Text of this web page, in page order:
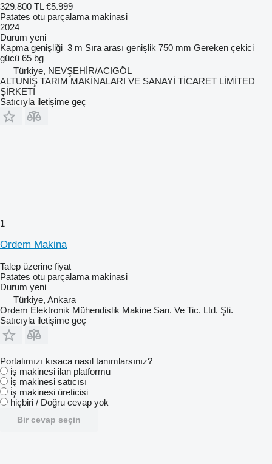
329.800 TL €5.999
Patates otu parçalama makinasi
2024
Durum yeni
Kapma genişliği 3 m Sıra arası genişlik 750 mm Gereken çekici
gücü 65 bg
Türkiye, NEVŞEHİR/ACIGÖL
ALTUNİŞ TARIM MAKİNALARI VE SANAYİ TİCARET LİMİTED
ŞİRKETİ
Satıcıyla iletişime geç
1
Ordem Makina
Talep üzerine fiyat
Patates otu parçalama makinasi
Durum yeni
Türkiye, Ankara
Ordem Elektronik Mühendislik Makine San. Ve Tic. Ltd. Şti.
Satıcıyla iletişime geç
Portalımızı kısaca nasıl tanımlarsınız?
i̇ş makinesi ilan platformu
i̇ş makinesi satıcısı
i̇ş makinesi üreticisi
hiçbiri / Doğru cevap yok
Bir cevap seçin